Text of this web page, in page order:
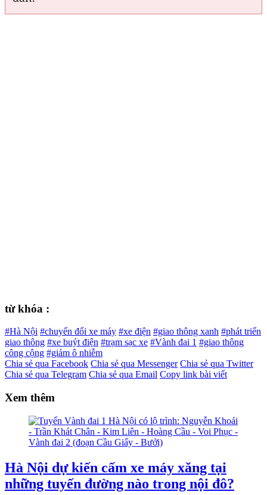
từ khóa :
#Hà Nội #chuyển đổi xe máy #xe điện #giao thông xanh #phát triển
giao thông #xe buýt điện #trạm sạc xe #Vành đai 1 #giao thông
công cộng #giảm ô nhiễm
Chia sẻ qua Facebook Chia sẻ qua Messenger Chia sẻ qua Twitter
Chia sẻ qua Telegram Chia sẻ qua Email Copy link bài viết
Xem thêm
Hà Nội dự kiến cấm xe máy xăng tại
những tuyến đường nào trong nội đô?